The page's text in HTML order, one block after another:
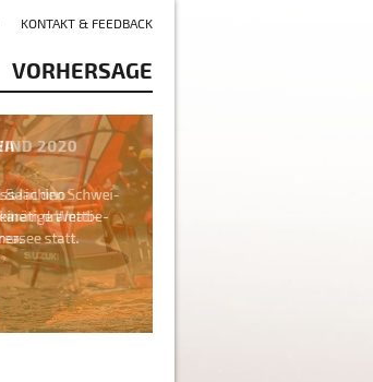
VORHERSAGE
KONTAKT & FEEDBACK